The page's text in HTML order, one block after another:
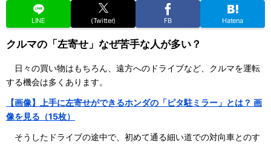
LINE (Twitter) FB Hatena
クルマの「左寄せ」なぜ苦手な人が多い？
日々の買い物はもちろん、遠方へのドライブなど、クルマを運転
する機会は多くあります。
【画像】上手に左寄せができるホンダの「ピタ駐ミラー」とは？ 画
像を見る（15枚）
そうしたドライブの途中で、初めて通る細い道での対向車とのす